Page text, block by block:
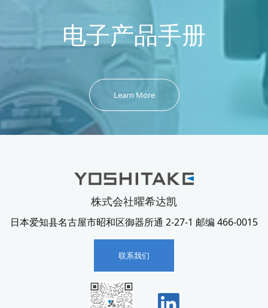
电子产品手册
Learn More
株式会社曜希达凯
日本爱知县名古屋市昭和区御器所通 2-27-1 邮编 466-0015
联系我们